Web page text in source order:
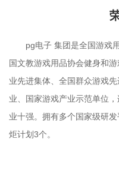
pg电子 集团是全国游戏
国文教游戏用品协会健身和
业先进集体、全国群众游戏
业、国家游戏产业示范单位
业十强。拥有多个国家级研
炬计划3个。